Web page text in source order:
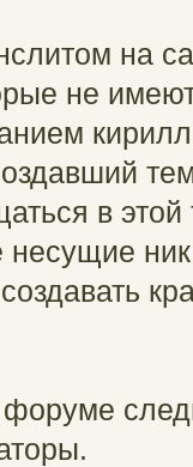
на
не
в